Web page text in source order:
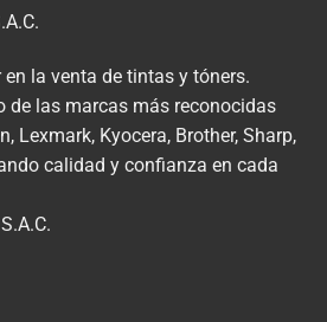
la venta de tintas y tóners.
de las marcas más reconocidas
Lexmark, Kyocera, Brother, Sharp,
calidad y confianza en cada